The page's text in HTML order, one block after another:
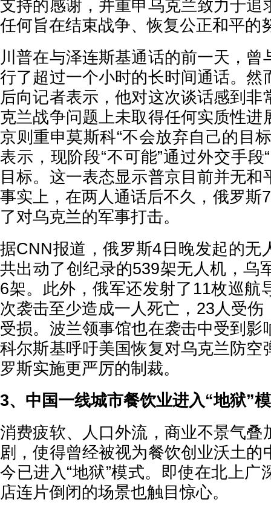
支持的感谢，并重申乌克兰致力于追
任何旨在结束战争、恢复公正和平的
川普在与泽连斯基通话的前一天，曾
行了超过一个小时的长时间通话。然
后向记者表示，他对这次谈话感到非
克兰战争问题上未取得任何实质性进
京则重申莫斯科“不会放弃自己的目
表示，现阶段“不可能”通过外交手段
目标。这一表态显示普京目前并无和
事实上，在两人通话后不久，俄罗斯
了对乌克兰的军事打击。
据CNN报道，俄罗斯4日晚发起的无
共出动了创纪录的539架无人机，乌
6架。此外，俄军还发射了11枚巡航
次袭击至少造成一人死亡，23人受伤
受损。波兰领事馆也在袭击中受到影
科尔斯基呼吁美国恢复对乌克兰防空
罗斯实施更严厉的制裁。
3、中国一线城市餐饮业进入“地狱”
消费疲软、人口外流，商业不景气叠
剧，使得曾经被视为餐饮创业沃土的
今已进入“地狱”模式。即使在北上广
店连片倒闭的场景也触目惊心。